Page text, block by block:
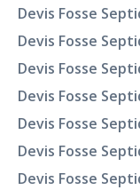
Devis Fosse
Devis Fosse
Devis Fosse
Devis Fosse
Devis Fosse
Devis Fosse
Devis Fosse